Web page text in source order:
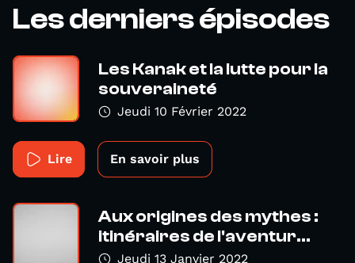
Les derniers épisodes
Les Kanak et la lutte pour la
souveraineté
Jeudi 10 Février 2022
Lire En savoir plus
Aux origines des mythes :
itinéraires de l'aventur...
Jeudi 13 Janvier 2022